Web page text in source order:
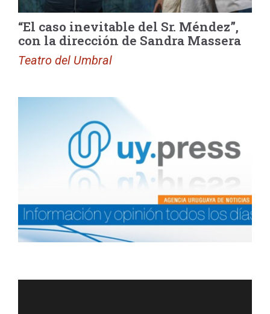
“El caso inevitable del Sr. Méndez”,
con la dirección de Sandra Massera
Teatro del Umbral